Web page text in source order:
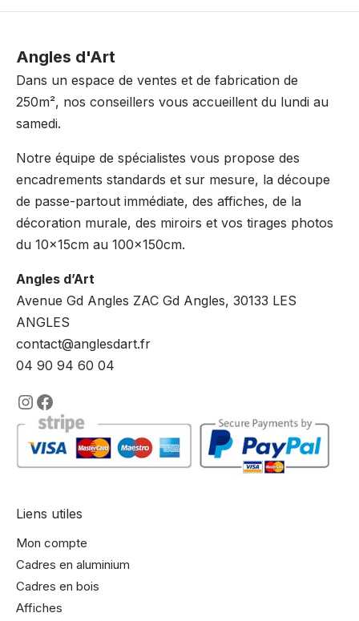
Angles d'Art
Dans un espace de ventes et de fabrication de
250m², nos conseillers vous accueillent du lundi au
samedi.
Notre équipe de spécialistes vous propose des
encadrements standards et sur mesure, la découpe
de passe-partout immédiate, des affiches, de la
décoration murale, des miroirs et vos tirages photos
du 10x15cm au 100x150cm.
Angles d’Art
Avenue Gd Angles ZAC Gd Angles, 30133 LES
ANGLES
contact@anglesdart.fr
04 90 94 60 04
https://www.instagram.com/
https://www.facebook.com/
Liens utiles
Mon compte
Cadres en aluminium
Cadres en bois
Affiches